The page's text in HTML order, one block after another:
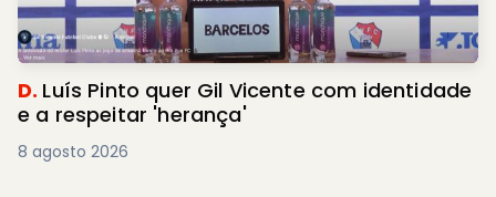
D. Luís Pinto quer Gil Vicente com identidade
e a respeitar 'herança'
8 agosto 2026